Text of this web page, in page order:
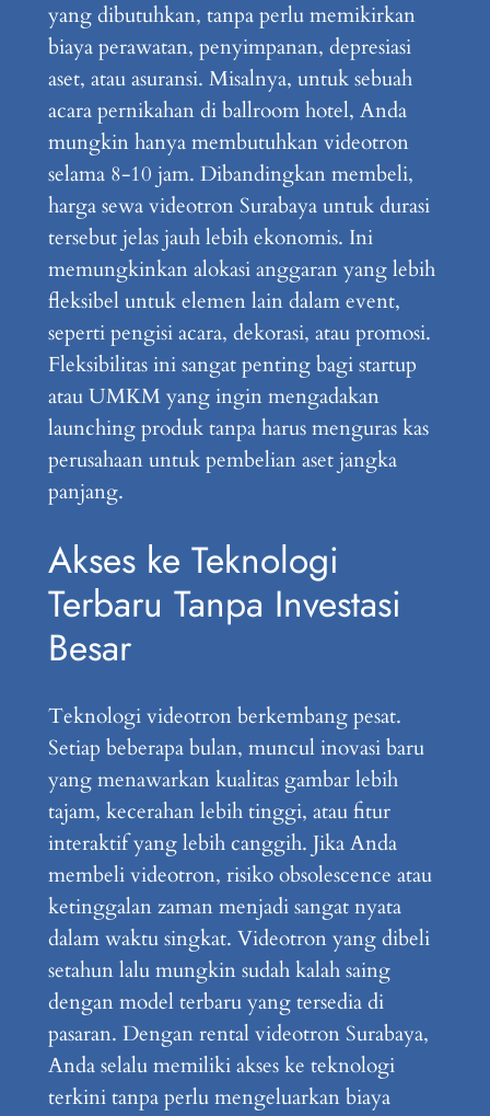
yang dibutuhkan, tanpa perlu memikirkan
biaya perawatan, penyimpanan, depresiasi
aset, atau asuransi. Misalnya, untuk sebuah
acara pernikahan di ballroom hotel, Anda
mungkin hanya membutuhkan videotron
selama 8-10 jam. Dibandingkan membeli,
harga sewa videotron Surabaya untuk durasi
tersebut jelas jauh lebih ekonomis. Ini
memungkinkan alokasi anggaran yang lebih
fleksibel untuk elemen lain dalam event,
seperti pengisi acara, dekorasi, atau promosi.
Fleksibilitas ini sangat penting bagi startup
atau UMKM yang ingin mengadakan
launching produk tanpa harus menguras kas
perusahaan untuk pembelian aset jangka
panjang.
Akses ke Teknologi
Terbaru Tanpa Investasi
Besar
Teknologi videotron berkembang pesat.
Setiap beberapa bulan, muncul inovasi baru
yang menawarkan kualitas gambar lebih
tajam, kecerahan lebih tinggi, atau fitur
interaktif yang lebih canggih. Jika Anda
membeli videotron, risiko obsolescence atau
ketinggalan zaman menjadi sangat nyata
dalam waktu singkat. Videotron yang dibeli
setahun lalu mungkin sudah kalah saing
dengan model terbaru yang tersedia di
pasaran. Dengan rental videotron Surabaya,
Anda selalu memiliki akses ke teknologi
terkini tanpa perlu mengeluarkan biaya